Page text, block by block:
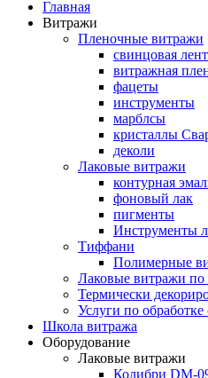
Главная
Витражи
Пленочные витражи
свинцовая
витражная
фацеты
инструменты
марблсы
кристаллы
деколи
Лаковые витражи
контурная
фоновый лак
пигменты
Инструменты
Тиффани
Полимерные
Лаковые витражи по
Термически
Услуги по обработке
Школа витража
Оборудование
Лаковые витражи
Колибри DM-